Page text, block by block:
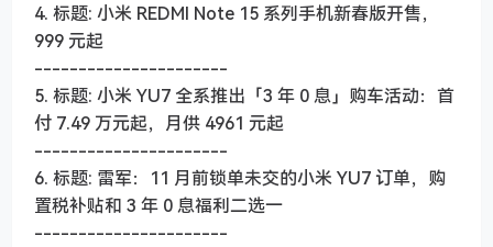
4. 标题: 小米 REDMI Note 15 系列手机新春版开售，
999 元起
----------------------
5. 标题: 小米 YU7 全系推出「3 年 0 息」购车活动：首
付 7.49 万元起，月供 4961 元起
----------------------
6. 标题: 雷军：11 月前锁单未交的小米 YU7 订单，购
置税补贴和 3 年 0 息福利二选一
----------------------